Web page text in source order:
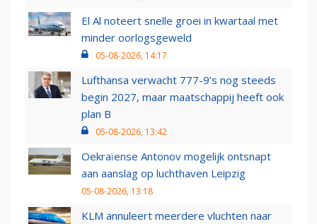
El Al noteert snelle groei in kwartaal met
minder oorlogsgeweld
05-08-2026, 14:17
Lufthansa verwacht 777-9’s nog steeds
begin 2027, maar maatschappij heeft ook
plan B
05-08-2026, 13:42
Oekraïense Antonov mogelijk ontsnapt
aan aanslag op luchthaven Leipzig
05-08-2026, 13:18
KLM annuleert meerdere vluchten naar